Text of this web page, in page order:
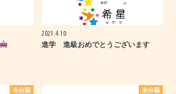
2021.4.10
進学 進級おめでとうございます
未分類 未分類